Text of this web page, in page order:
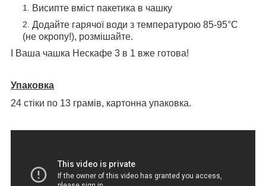
Висипте вміст пакетика в чашку
Додайте гарячої води з температурою 85-95°C
(не окропу!), розмішайте.
І Ваша чашка Нескафе 3 в 1 вже готова!
Упаковка
24 стіки по 13 грамів, картонна упаковка.